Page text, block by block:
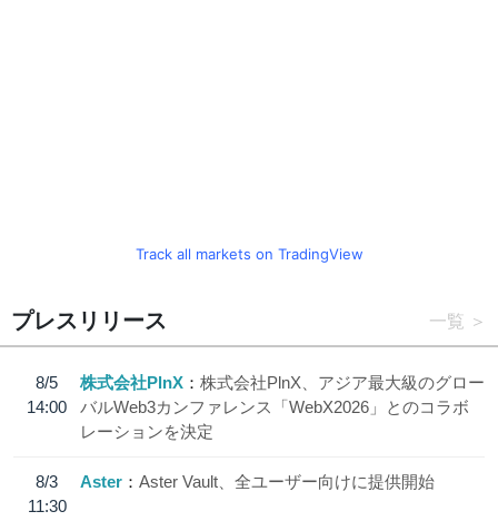
Track all markets on TradingView
プレスリリース 一覧
8/5
14:00
株式会社PlnX
株式会社PlnX、アジア最大級のグロー
バルWeb3カンファレンス「WebX2026」とのコラボ
レーションを決定
8/3
11:30
Aster Aster Vault、全ユーザー向けに提供開始